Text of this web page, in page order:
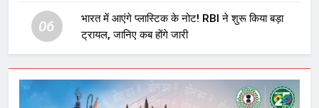
06
भारत में आएंगे प्लास्टिक के नोट! RBI ने शुरू किया बड़ा
ट्रायल, जानिए कब होंगे जारी